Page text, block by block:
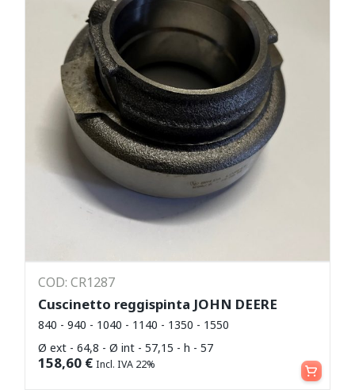
COD: CR1287
Cuscinetto reggispinta JOHN DEERE
840 - 940 - 1040 - 1140 - 1350 - 1550
Ø ext - 64,8 - Ø int - 57,15 - h - 57
158,60 € Incl. IVA 22% Aggiungi al carrello